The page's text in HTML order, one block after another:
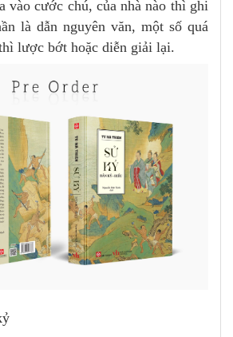
vào cước chú, của nhà nào thì ghi
là dẫn nguyên văn, một số quá
lược bớt hoặc diễn giải lại.